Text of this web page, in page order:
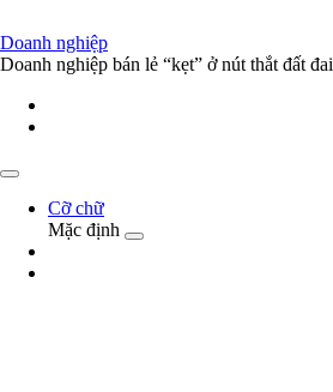
Doanh nghiệp
Doanh nghiệp bán lẻ “kẹt” ở nút thắt đất đai
Cỡ chữ
Mặc định